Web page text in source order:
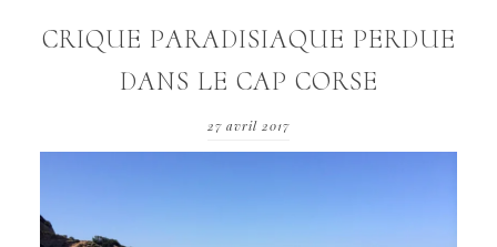
CRIQUE PARADISIAQUE PERDUE
DANS LE CAP CORSE
27 avril 2017